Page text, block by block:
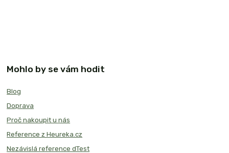
Mohlo by se vám hodit
Blog
Doprava
Proč nakoupit u nás
Reference z Heureka.cz
Nezávislá reference dTest